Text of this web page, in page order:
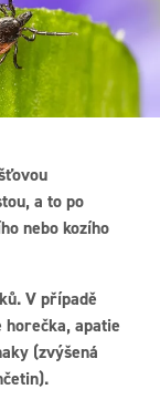
a to po
nebo kozího
V případě
apatie
(zvýšená